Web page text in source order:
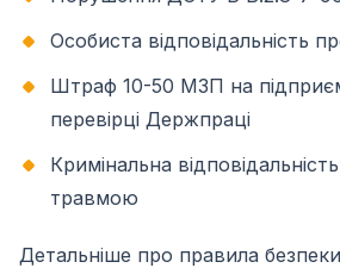
Особиста відповідальність
Штраф 10-50 МЗП на
перевірці Держпраці
Кримінальна
травмою
Детальніше про правила